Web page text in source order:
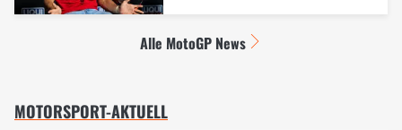
Alle MotoGP News
MOTORSPORT-AKTUELL